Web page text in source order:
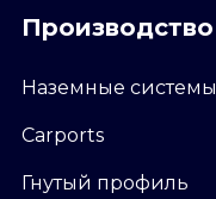
Производство
Наземные системы
Carports
Гнутый профиль